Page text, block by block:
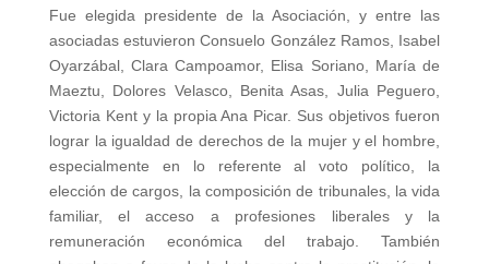
Fue elegida presidente de la Asociación, y entre las
asociadas estuvieron Consuelo González Ramos, Isabel
Oyarzábal, Clara Campoamor, Elisa Soriano, María de
Maeztu, Dolores Velasco, Benita Asas, Julia Peguero,
Victoria Kent y la propia Ana Picar. Sus objetivos fueron
lograr la igualdad de derechos de la mujer y el hombre,
especialmente en lo referente al voto político, la
elección de cargos, la composición de tribunales, la vida
familiar, el acceso a profesiones liberales y la
remuneración económica del trabajo. También